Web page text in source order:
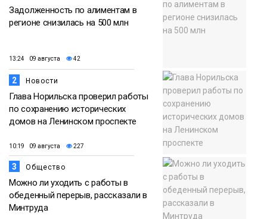
Задолженность по алиментам в
регионе снизилась на 500 млн
13:24 09 августа 42
2 Новости
Глава Норильска проверил работы
по сохранению исторических
домов на Ленинском проспекте
10:19 09 августа 227
3 Общество
Можно ли уходить с работы в
обеденный перерыв, рассказали в
Минтруда